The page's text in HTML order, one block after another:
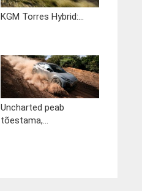
KGM Torres Hybrid:...
Uncharted peab
tõestama,...